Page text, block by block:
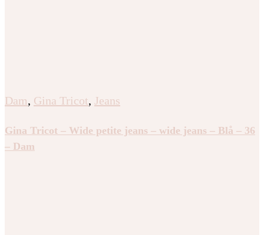
Dam, Gina Tricot, Jeans
Gina Tricot – Wide petite jeans – wide jeans – Blå – 36
– Dam